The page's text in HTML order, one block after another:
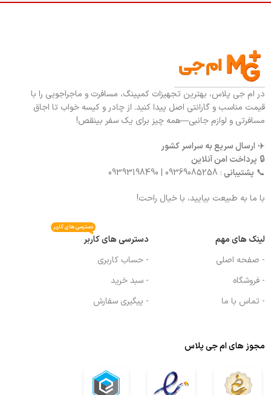
در ام جی پلاس، بهترین تجهیزات کمپینگ، مسافرت و ماجراجویی را با
قیمت مناسب و گارانتی اصل پیدا کنید. از چادر و کیسه خواب تا اجاق
مسافرتی و لوازم جانبی—همه چیز برای یک سفر بینقص!
✈️ ارسال سریع به سراسر کشور
🔒 پرداخت امن آنلاین
📞 پشتیبانی: 09369085258 | 09393198490
با ما به طبیعت بیایید، با خیال راحت!
لینک های مهم
- صفحه اصلی
- فروشگاه
- تماس با ما
دسترسی های کاربر
دسترسی های کاربر
- حساب کاربری
- سبد خرید
- پیگیری سفارش
مجوز های ام جی پلاس